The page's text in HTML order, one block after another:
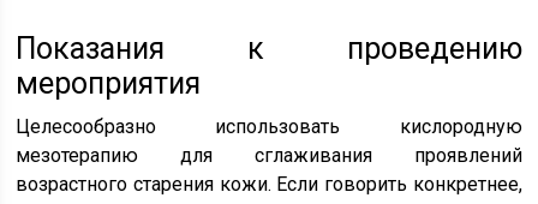
Показания к проведению
мероприятия
Целесообразно использовать кислородную
мезотерапию для сглаживания проявлений
возрастного старения кожи. Если говорить конкретнее,